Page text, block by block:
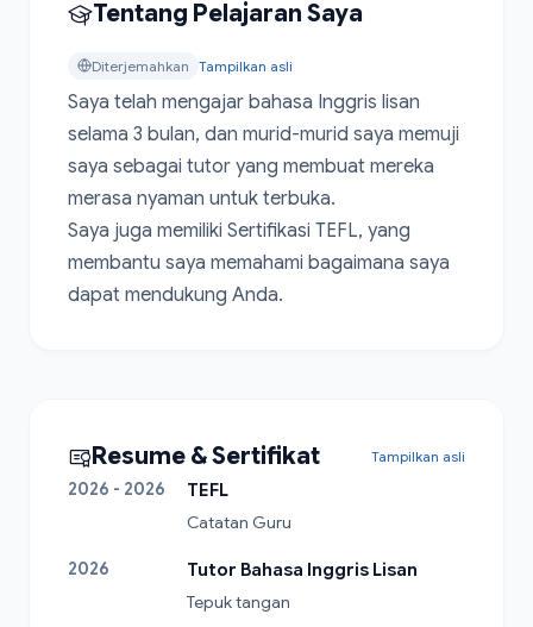
Tentang Pelajaran Saya
Diterjemahkan Tampilkan asli
Saya telah mengajar bahasa Inggris lisan
selama 3 bulan, dan murid-murid saya memuji
saya sebagai tutor yang membuat mereka
merasa nyaman untuk terbuka.
Saya juga memiliki Sertifikasi TEFL, yang
membantu saya memahami bagaimana saya
dapat mendukung Anda.
Resume & Sertifikat Tampilkan asli
2026 - 2026
TEFL
Catatan Guru
2026
Tutor Bahasa Inggris Lisan
Tepuk tangan